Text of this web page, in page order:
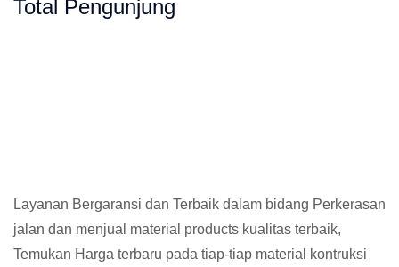
Total Pengunjung
Layanan Bergaransi dan Terbaik dalam bidang Perkerasan
jalan dan menjual material products kualitas terbaik,
Temukan Harga terbaru pada tiap-tiap material kontruksi